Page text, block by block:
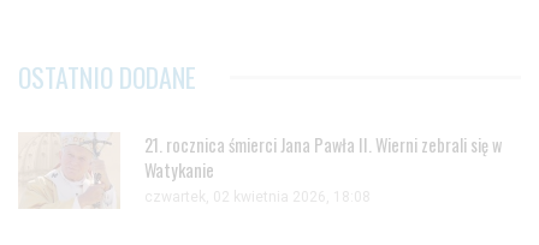
OSTATNIO DODANE
21. rocznica śmierci Jana Pawła II. Wierni zebrali się w
Watykanie
czwartek, 02 kwietnia 2026, 18:08